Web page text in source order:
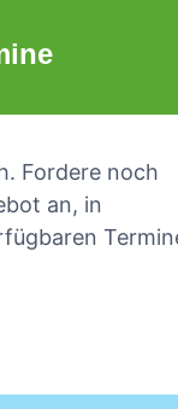
Fordere noch
an, in